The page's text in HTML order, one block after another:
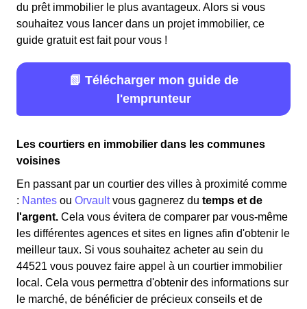
du prêt immobilier le plus avantageux. Alors si vous
souhaitez vous lancer dans un projet immobilier, ce
guide gratuit est fait pour vous !
📗 Télécharger mon guide de
l'emprunteur
Les courtiers en immobilier dans les communes
voisines
En passant par un courtier des villes à proximité comme
: Nantes ou Orvaultvous gagnerez du temps et de
l'argent. Cela vous évitera de comparer par vous-même
les différentes agences et sites en lignes afin d'obtenir le
meilleur taux. Si vous souhaitez acheter au sein du
44521 vous pouvez faire appel à un courtier immobilier
local. Cela vous permettra d'obtenir des informations sur
le marché, de bénéficier de précieux conseils et de